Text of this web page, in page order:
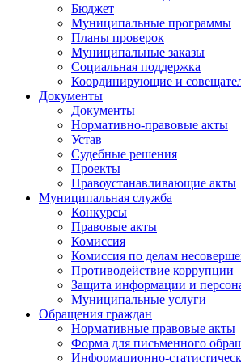
Бюджет
Муниципальные программы
Планы проверок
Муниципальные заказы
Социальная поддержка
Координирующие и
Документы
Документы
Нормативно-правовые акты
Устав
Судебные решения
Проекты
Правоустанавливающие акты
Муниципальная служба
Конкурсы
Правовые акты
Комиссия
Комиссия по делам
Противодействие коррупции
Защита информации и
Муниципальные услуги
Обращения граждан
Нормативные правовые акты
Форма для письменного
Информационно-